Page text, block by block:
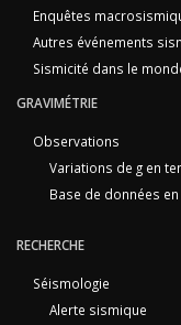
Enquêtes
Autres événements
Sismicité dans le
GRAVIMÉTRIE
Observations
Variations de g en
Base de données en
RECHERCHE
Séismologie
Alerte sismique